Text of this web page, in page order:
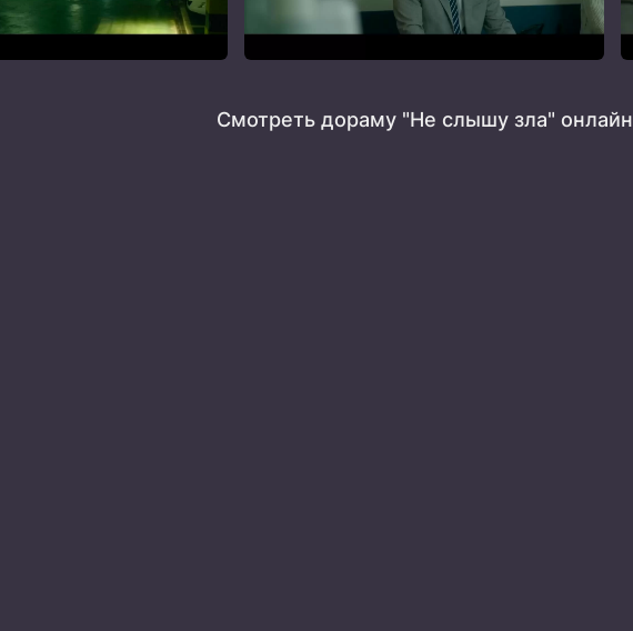
Смотреть дораму "Не слышу зла" онлайн